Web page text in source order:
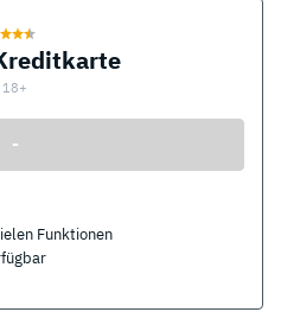
18+
-
Funktionen